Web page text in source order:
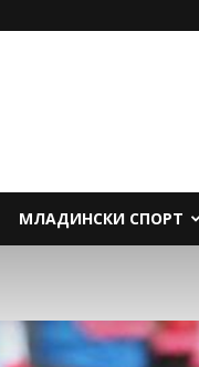
МЛАДИНСКИ СПОРТ